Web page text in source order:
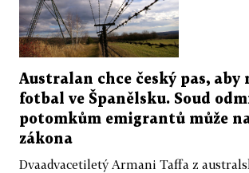
Australan chce český pas,
fotbal ve Španělsku. Soud
potomkům emigrantů může
zákona
Dvaadvacetiletý Armani Taffa z